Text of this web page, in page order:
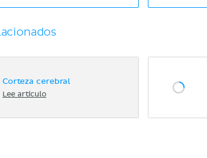
Corteza cerebral
Lee artículo